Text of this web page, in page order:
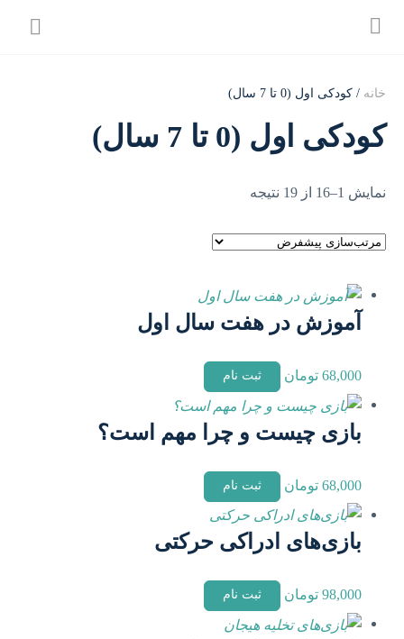
خانه / کودکی اول (0 تا 7 سال)
کودکی اول (0 تا 7 سال)
نمایش 1–16 از 19 نتیجه
آموزش در هفت سال اول
68,000 تومان ثبت نام
بازی چیست و چرا مهم است؟
68,000 تومان ثبت نام
بازی‌های ادراکی حرکتی
98,000 تومان ثبت نام